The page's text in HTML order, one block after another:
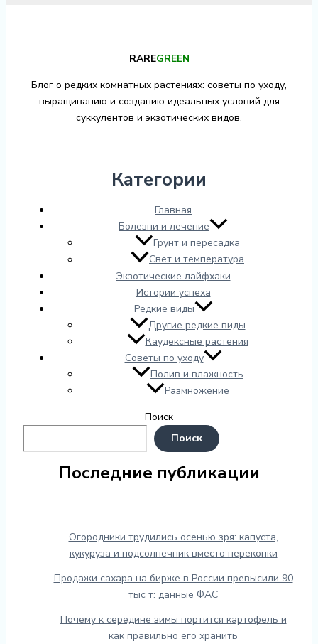
RAREGREEN
Блог о редких комнатных растениях: советы по уходу,
выращиванию и созданию идеальных условий для
суккулентов и экзотических видов.
Категории
Главная
Болезни и лечение
Грунт и пересадка
Свет и температура
Экзотические лайфхаки
Истории успеха
Редкие виды
Другие редкие виды
Каудексные растения
Советы по уходу
Полив и влажность
Размножение
Поиск
Поиск
Последние публикации
Огородники трудились осенью зря: капуста,
кукуруза и подсолнечник вместо перекопки
Продажи сахара на бирже в России превысили 90
тыс т: данные ФАС
Почему к середине зимы портится картофель и
как правильно его хранить